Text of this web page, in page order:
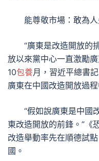
能尊敬市場：敢為人
“廣東是改造開放的排
放以來黨中心一直激勵
10包養月，習近平總書
廣東在中國改造開放過
“假如說廣東是中國改
東改造開放的前鋒。”《
改造舉動率先在順德試
國。